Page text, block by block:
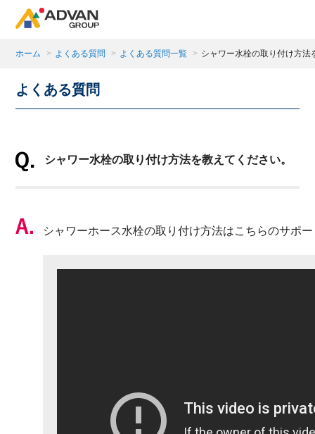
商品ページにある「お気に入り登録」を押すと登録し
ホーム > よくある質問 > よくある質問一覧 > シャワー水栓の取り付け方法
よくある質問
シャワー水栓の取り付け方法を教えてください。
シャワーホース水栓の取り付け方法はこちらのサポ